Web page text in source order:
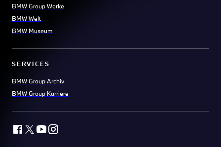
BMW Group Werke
BMW Welt
BMW Museum
SERVICES
BMW Group Archiv
BMW Group Karriere